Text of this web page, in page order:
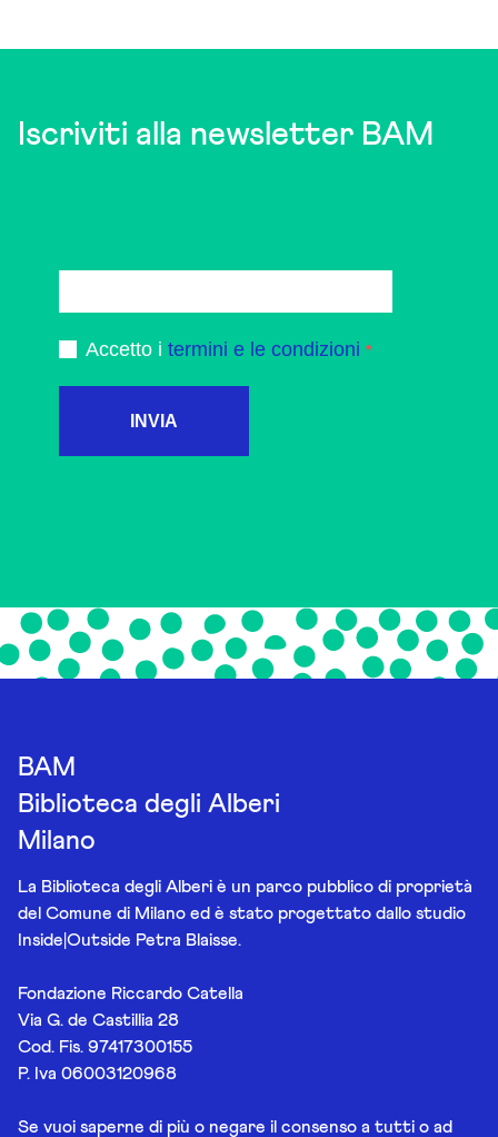
Iscriviti alla newsletter BAM
Accetto i termini e le condizioni
INVIA
BAM
Biblioteca degli Alberi
Milano
La Biblioteca degli Alberi è un parco pubblico di proprietà
del Comune di Milano ed è stato progettato dallo studio
Inside|Outside Petra Blaisse.
Fondazione Riccardo Catella
Via G. de Castillia 28
Cod. Fis. 97417300155
P. Iva 06003120968
Se vuoi saperne di più o negare il consenso a tutti o ad